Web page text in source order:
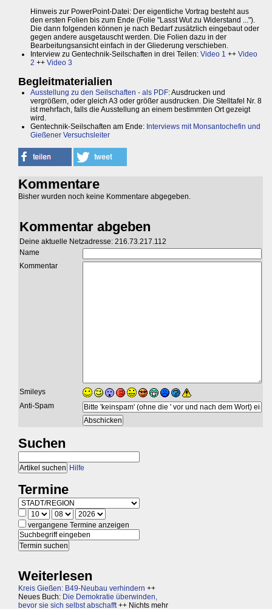
Hinweis zur PowerPoint-Datei: Der eigentliche Vortrag besteht aus
den ersten Folien bis zum Ende (Folie "Lasst Wut zu Widerstand ...").
Die dann folgenden können je nach Bedarf zusätzlich eingebaut oder
gegen andere ausgetauscht werden. Die Folien dazu in der
Bearbeitungsansicht einfach in der Gliederung verschieben.
Interview zu Gentechnik-Seilschaften in drei Teilen: Video 1 ++ Video
2 ++ Video 3
Begleitmaterialien
Ausstellung zu den Seilschaften - als PDF: Ausdrucken und
vergrößern, oder gleich A3 oder größer ausdrucken. Die Stelltafel Nr. 8
ist mehrfach, falls die Ausstellung an einem bestimmten Ort gezeigt
wird.
Gentechnik-Seilschaften am Ende: Interviews mit Monsantochefin und
Gießener Versuchsleiter
Kommentare
Bisher wurden noch keine Kommentare abgegeben.
Kommentar abgeben
Deine aktuelle Netzadresse: 216.73.217.112
Name
Kommentar
Smileys
Anti-Spam
Suchen
Hilfe
Termine
vergangene Termine anzeigen
Weiterlesen
Kreis Gießen: B49-Neubau verhindern ++
Neues Buch: Die Demokratie überwinden,
bevor sie sich selbst abschafft++ Nichts mehr